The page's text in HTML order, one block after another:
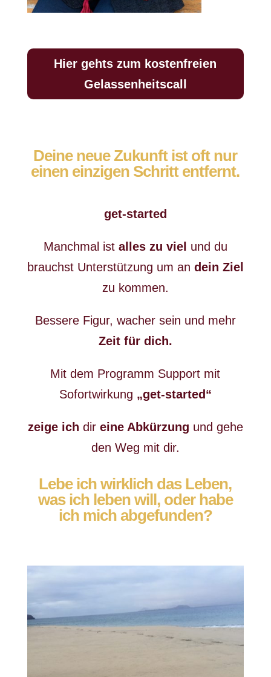
Hier gehts zum kostenfreien
Gelassenheitscall
Deine neue Zukunft ist oft nur
einen einzigen Schritt entfernt.
get-started
Manchmal ist alles zu viel und du
brauchst Unterstützung um an dein Ziel
zu kommen.
Bessere Figur, wacher sein und mehr
Zeit für dich.
Mit dem Programm Support mit
Sofortwirkung „get-started“
zeige ich dir eine Abkürzung und gehe
den Weg mit dir.
Lebe ich wirklich das Leben,
was ich leben will, oder habe
ich mich abgefunden?